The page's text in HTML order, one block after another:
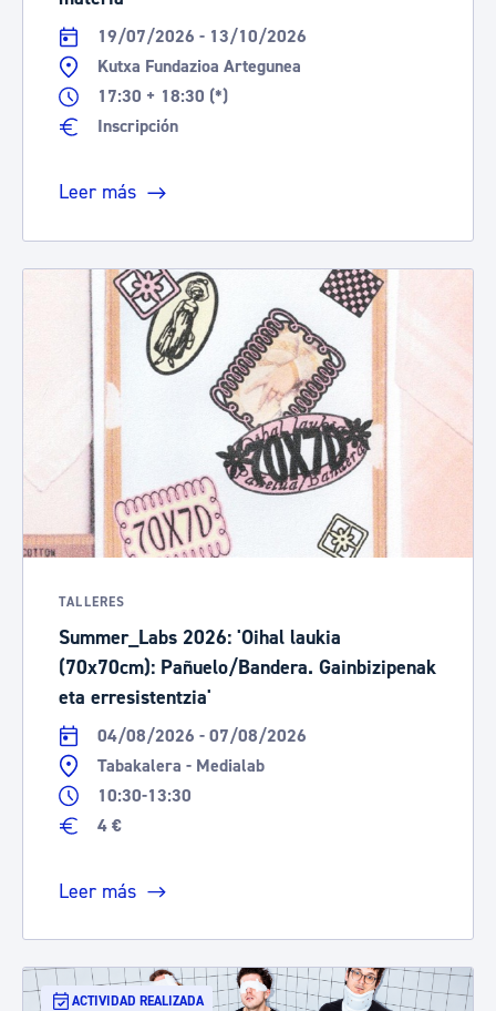
19/07/2026 - 13/10/2026
Kutxa Fundazioa Artegunea
17:30 + 18:30 (*)
Inscripción
Leer más
TALLERES
Summer_Labs 2026: 'Oihal laukia
(70x70cm): Pañuelo/Bandera. Gainbizipenak
eta erresistentzia'
04/08/2026 - 07/08/2026
Tabakalera - Medialab
10:30-13:30
4 €
Leer más
ACTIVIDAD REALIZADA